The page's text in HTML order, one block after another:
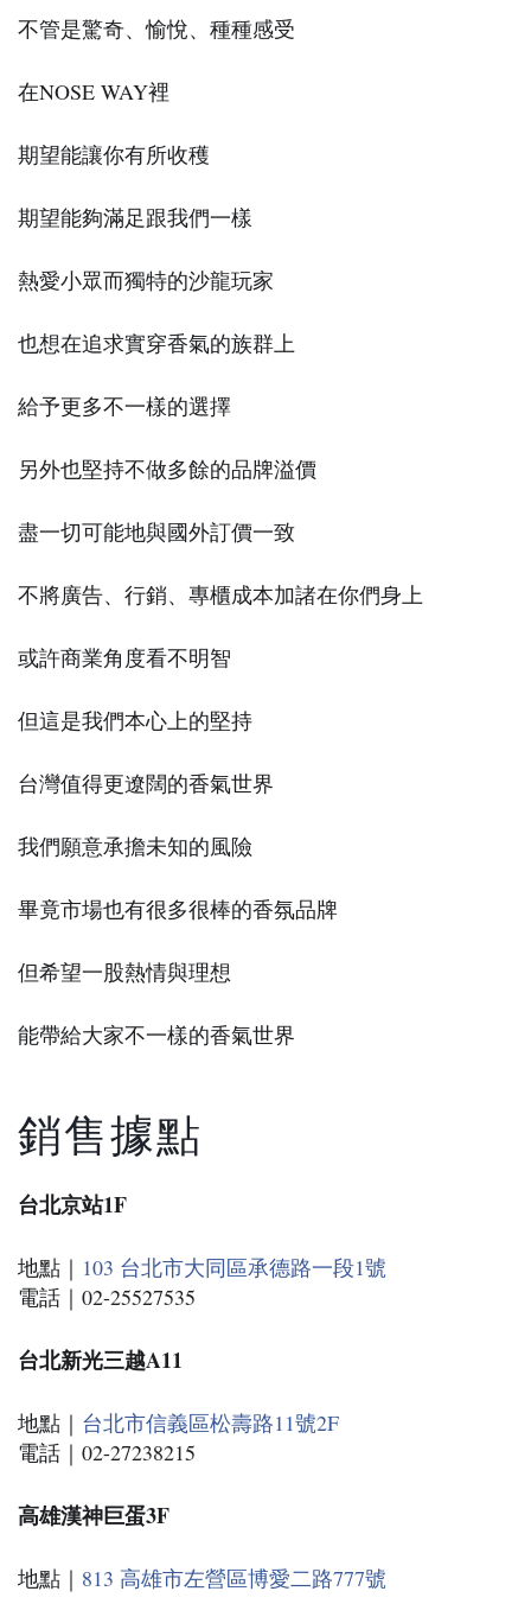
不管是驚奇、愉悅、種種感受
在NOSE WAY裡
期望能讓你有所收穫
期望能夠滿足跟我們一樣
熱愛小眾而獨特的沙龍玩家
也想在追求實穿香氣的族群上
給予更多不一樣的選擇
另外也堅持不做多餘的品牌溢價
盡一切可能地與國外訂價一致
不將廣告、行銷、專櫃成本加諸在你們身上
或許商業角度看不明智
但這是我們本心上的堅持
台灣值得更遼闊的香氣世界
我們願意承擔未知的風險
畢竟市場也有很多很棒的香氛品牌
但希望一股熱情與理想
能帶給大家不一樣的香氣世界
銷售據點
台北京站1F
地點｜ 103 台北市大同區承德路一段1號
電話｜02-25527535
台北新光三越A11
地點｜ 台北市信義區松壽路11號2F
電話｜02-27238215
高雄漢神巨蛋3F
地點｜ 813 高雄市左營區博愛二路777號